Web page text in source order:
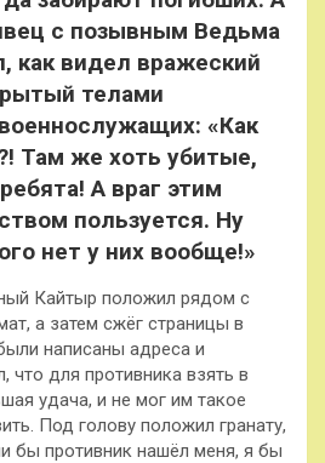
с позывным Ведьма
как видел вражеский
телами
«Как
Там же хоть убитые,
А враг этим
пользуется. Ну
нет у них вообще!»
Кайтыр положил рядом с
а затем сжёг страницы в
написаны адреса и
что для противника взять в
удача, и не мог им такое
Под голову положил гранату,
бы противник нашёл меня, я бы